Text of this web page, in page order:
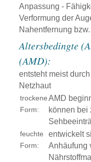
Anpassung -
Verformung der
Nahentfernung
Altersbedingte
(AMD):
entsteht meist
Netzhaut
trockene
Form:
AMD
können bei
feuchte
Form:
entwickelt
Anhäufung